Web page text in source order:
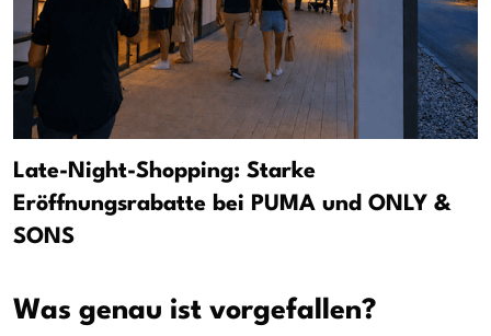
Late-Night-Shopping: Starke
Eröffnungsrabatte bei PUMA und ONLY &
SONS
Was genau ist vorgefallen?